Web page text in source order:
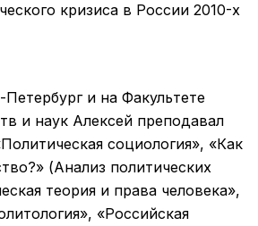
кризиса в России 2010-х
и на Факультете
и наук Алексей преподавал
социология», «Как
(Анализ политических
теория и права человека»,
«Российская